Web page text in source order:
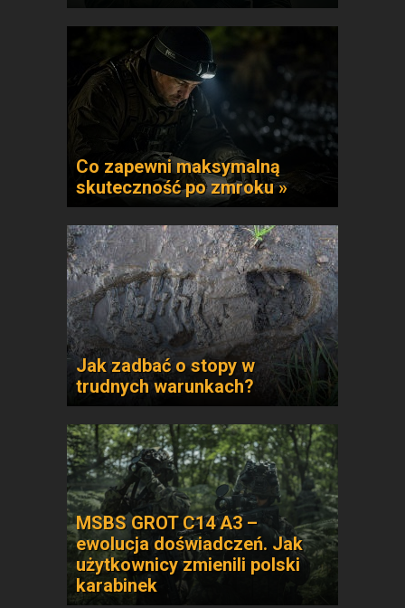
Co zapewni maksymalną
skuteczność po zmroku »
Jak zadbać o stopy w
trudnych warunkach?
MSBS GROT C14 A3 –
ewolucja doświadczeń. Jak
użytkownicy zmienili polski
karabinek